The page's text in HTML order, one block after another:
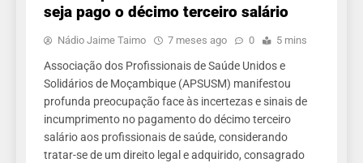
seja pago o décimo terceiro salário
Nádio Jaime Taimo 7 meses ago 0 5 mins
Associação dos Profissionais de Saúde Unidos e
Solidários de Moçambique (APSUSM) manifestou
profunda preocupação face às incertezas e sinais de
incumprimento no pagamento do décimo terceiro
salário aos profissionais de saúde, considerando
tratar-se de um direito legal e adquirido, consagrado